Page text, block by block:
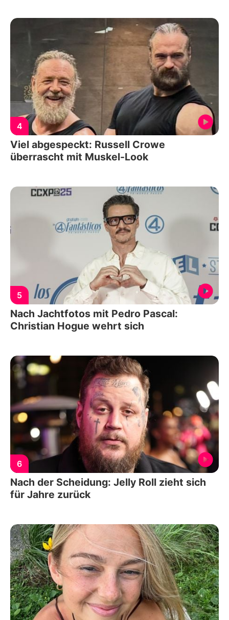
4
Viel abgespeckt: Russell Crowe
überrascht mit Muskel-Look
5
Nach Jachtfotos mit Pedro Pascal:
Christian Hogue wehrt sich
6
Nach der Scheidung: Jelly Roll zieht sich
für Jahre zurück